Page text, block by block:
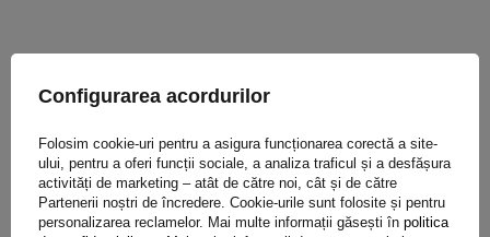
dimensiuni. Cu siguranță veți găsi una potrivită pentru
Configurarea acordurilor
Folosim cookie-uri pentru a asigura funcționarea corectă a site-
ului, pentru a oferi funcții sociale, a analiza traficul și a desfășura
activități de marketing – atât de către noi, cât și de către
Partenerii noștri de încredere. Cookie-urile sunt folosite și pentru
personalizarea reclamelor. Mai multe informații găsești în politica